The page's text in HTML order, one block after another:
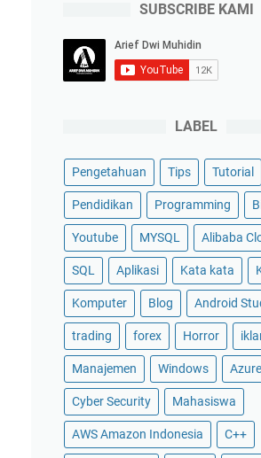
SUBSCRIBE KAMI
LABEL
Pengetahuan Tips Tutorial
Pendidikan Programming
Youtube MYSQL Alibaba
SQL Aplikasi Kata kata
Komputer Blog Android
trading forex Horror
Manajemen Windows Azure
Cyber Security Mahasiswa
AWS Amazon Indonesia C++